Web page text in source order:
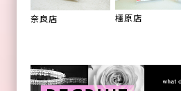
奈良店 橿原店